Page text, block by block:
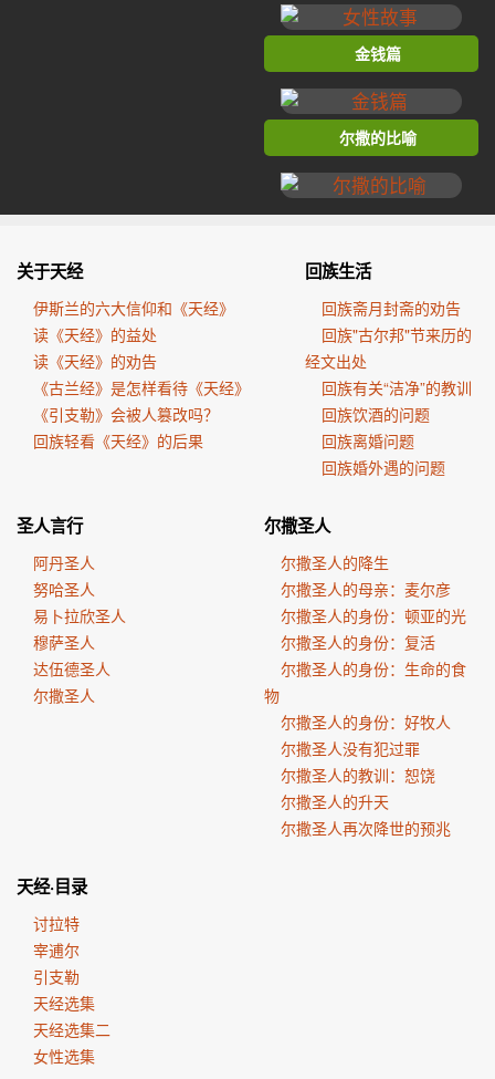
金钱篇
尔撒的比喻
关于天经
伊斯兰的六大信仰和《天经》
读《天经》的益处
读《天经》的劝告
《古兰经》是怎样看待《天经》
《引支勒》会被人篡改吗？
回族轻看《天经》的后果
回族生活
回族斋月封斋的劝告
回族"古尔邦"节来历的
经文出处
回族有关“洁净”的教训
回族饮酒的问题
回族离婚问题
回族婚外遇的问题
圣人言行
阿丹圣人
努哈圣人
易卜拉欣圣人
穆萨圣人
达伍德圣人
尔撒圣人
尔撒圣人
尔撒圣人的降生
尔撒圣人的母亲：麦尔彦
尔撒圣人的身份：顿亚的光
尔撒圣人的身份：复活
尔撒圣人的身份：生命的食
物
尔撒圣人的身份：好牧人
尔撒圣人没有犯过罪
尔撒圣人的教训：恕饶
尔撒圣人的升天
尔撒圣人再次降世的预兆
天经·目录
讨拉特
宰逋尔
引支勒
天经选集
天经选集二
女性选集